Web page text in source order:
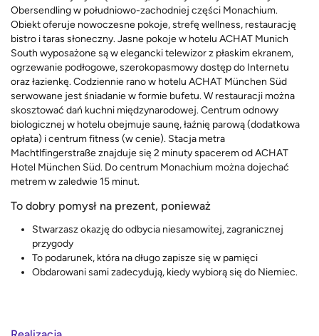
Obersendling w południowo-zachodniej części Monachium.
Obiekt oferuje nowoczesne pokoje, strefę wellness, restaurację
bistro i taras słoneczny. Jasne pokoje w hotelu ACHAT Munich
South wyposażone są w elegancki telewizor z płaskim ekranem,
ogrzewanie podłogowe, szerokopasmowy dostęp do Internetu
oraz łazienkę. Codziennie rano w hotelu ACHAT München Süd
serwowane jest śniadanie w formie bufetu. W restauracji można
skosztować dań kuchni międzynarodowej. Centrum odnowy
biologicznej w hotelu obejmuje saunę, łaźnię parową (dodatkowa
opłata) i centrum fitness (w cenie). Stacja metra
Machtlfingerstraße znajduje się 2 minuty spacerem od ACHAT
Hotel München Süd. Do centrum Monachium można dojechać
metrem w zaledwie 15 minut.
To dobry pomysł na prezent, ponieważ
Stwarzasz okazję do odbycia niesamowitej, zagranicznej
przygody
To podarunek, która na długo zapisze się w pamięci
Obdarowani sami zadecydują, kiedy wybiorą się do Niemiec.